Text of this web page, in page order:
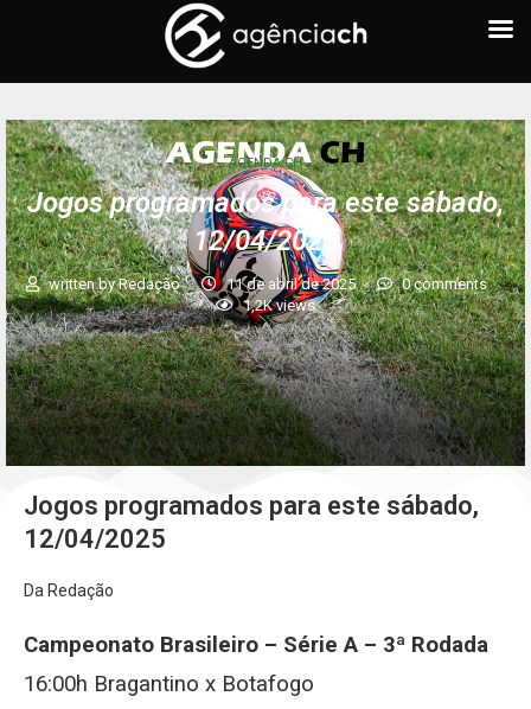
AGENDA CH
Jogos programados para este sábado,
12/04/2025
written byRedação 11 de abril de 2025
0 comments
1,2Kviews
Jogos programados para este sábado,
12/04/2025
Da Redação
Campeonato Brasileiro – Série A – 3ª Rodada
16:00h Bragantino x Botafogo